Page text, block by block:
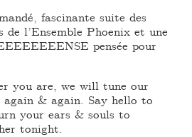
fascinante suite des
de l’Ensemble Phoenix et une
pensée pour
you are, we will tune our
& again. Say hello to
your ears & souls to
tonight.